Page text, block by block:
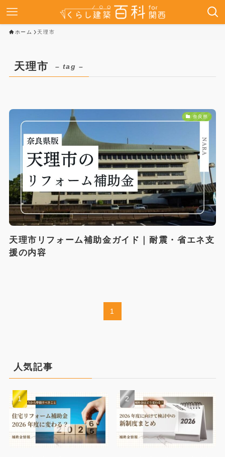
ホーム 天理市
天理市 – tag –
奈良県
天理市リフォーム補助金ガイド｜耐震・省エネ支
援の内容
1
人気記事